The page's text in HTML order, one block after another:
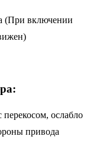
(При включении
перекосом, ослабло
привода